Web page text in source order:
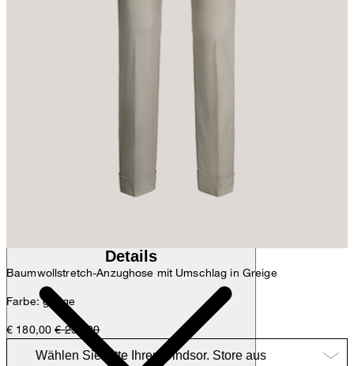
Baumwollstretch-Anzughose mit Umschlag in Greige
Farbe: greige
€ 180,00 € 299,00
Details